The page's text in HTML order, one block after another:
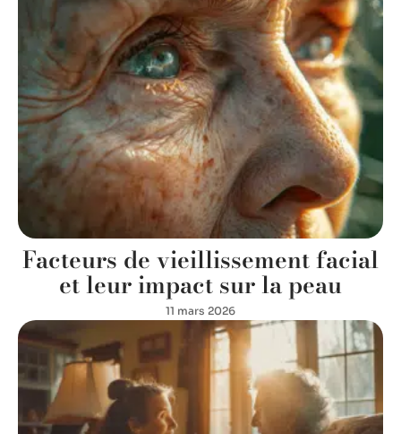
Facteurs de vieillissement facial
et leur impact sur la peau
11 mars 2026